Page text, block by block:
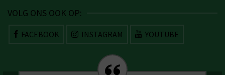
VOLG ONS OOK OP:
FACEBOOK INSTAGRAM YOUTUBE